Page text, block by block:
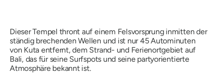
Dieser Tempel thront auf einem Felsvorsprung inmitten der
ständig brechenden Wellen und ist nur 45 Autominuten
von Kuta entfernt, dem Strand- und Ferienortgebiet auf
Bali, das für seine Surfspots und seine partyorientierte
Atmosphäre bekannt ist.